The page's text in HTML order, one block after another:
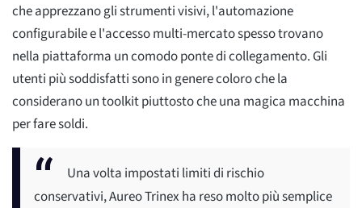
che apprezzano gli strumenti visivi, l'automazione
configurabile e l'accesso multi-mercato spesso trovano
nella piattaforma un comodo ponte di collegamento. Gli
utenti più soddisfatti sono in genere coloro che la
considerano un toolkit piuttosto che una magica macchina
per fare soldi.
Una volta impostati limiti di rischio
conservativi, Aureo Trinex ha reso molto più semplice